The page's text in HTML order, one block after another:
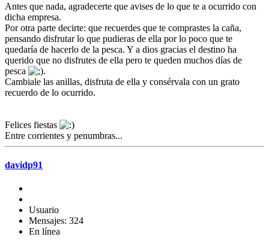
Antes que nada, agradecerte que avises de lo que te a ocurrido con
dicha empresa.
Por otra parte decirte: que recuerdes que te comprastes la caña,
pensando disfrutar lo que pudieras de ella por lo poco que te
quedaría de hacerlo de la pesca. Y a dios gracias el destino ha
querido que no disfrutes de ella pero te queden muchos días de
pesca
.
Cambiale las anillas, disfruta de ella y consérvala con un grato
recuerdo de lo ocurrido.
Felices fiestas
Entre corrientes y penumbras...
davidp91
Usuario
Mensajes: 324
En línea